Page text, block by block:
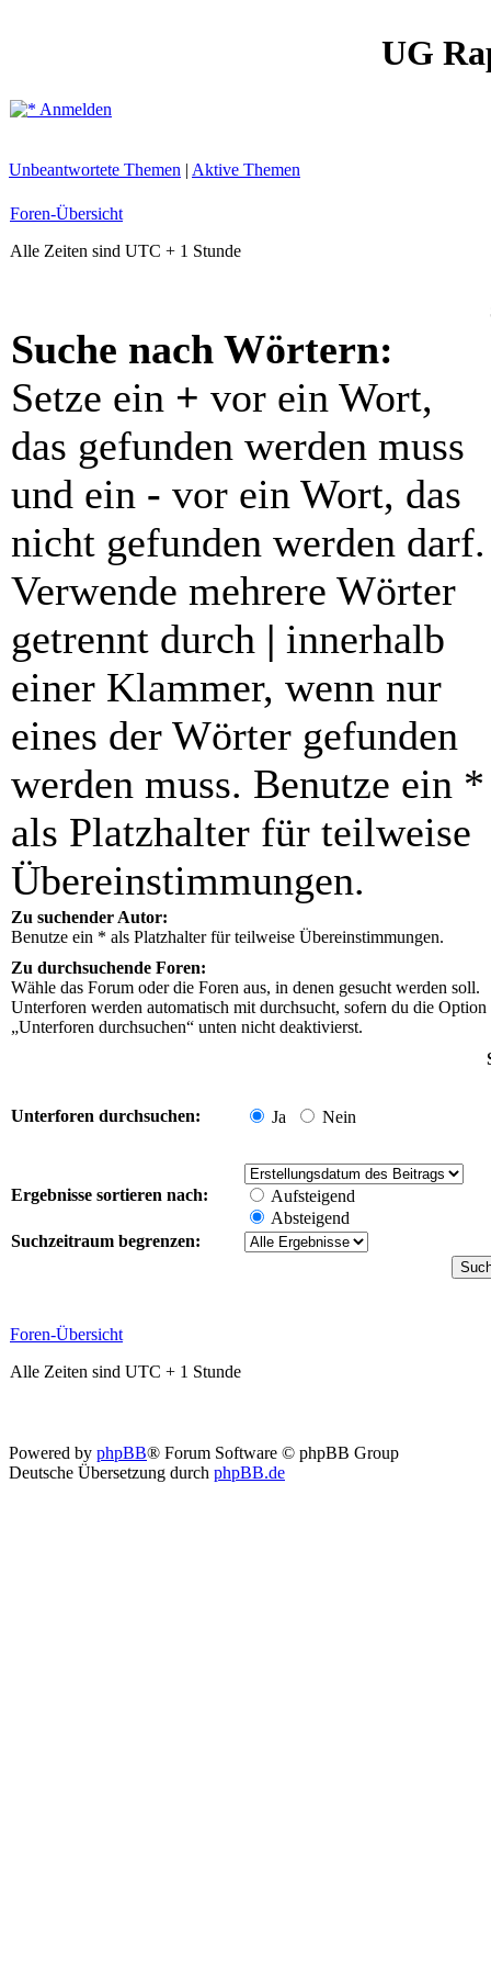
UG
Anmelden
Unbeantwortete Themen | Aktive Themen
Foren-Übersicht
Alle Zeiten sind UTC + 1 Stunde
Suche nach Wörtern:
Setze ein + vor ein Wort,
das gefunden werden muss
und ein - vor ein Wort, das
nicht gefunden werden darf.
Verwende mehrere Wörter
getrennt durch | innerhalb
einer Klammer, wenn nur
eines der Wörter gefunden
werden muss. Benutze ein *
als Platzhalter für teilweise
Übereinstimmungen.
Zu suchender Autor:
Benutze ein * als Platzhalter für teilweise Übereinstimmungen.
Zu durchsuchende Foren:
Wähle das Forum oder die Foren aus, in denen gesucht werden soll.
Unterforen werden automatisch mit durchsucht, sofern du die Option
„Unterforen durchsuchen“ unten nicht deaktivierst.
Unterforen durchsuchen: Ja Nein
Ergebnisse sortieren nach:
Aufsteigend
Absteigend
Suchzeitraum begrenzen:
Foren-Übersicht
Alle Zeiten sind UTC + 1 Stunde
Powered by phpBB® Forum Software © phpBB Group
Deutsche Übersetzung durch phpBB.de